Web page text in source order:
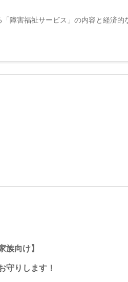
障害福祉サービス」の内容と経済的
族向け】
守りします！